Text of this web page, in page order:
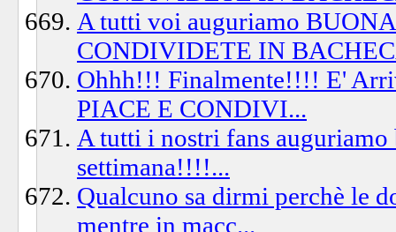
A tutti voi auguriamo
CONDIVIDETE IN
Ohhh!!! Finalmente!!!! E'
PIACE E CONDIVI...
A tutti i nostri fans
settimana!!!!...
Qualcuno sa dirmi perchè le
mentre in macc...